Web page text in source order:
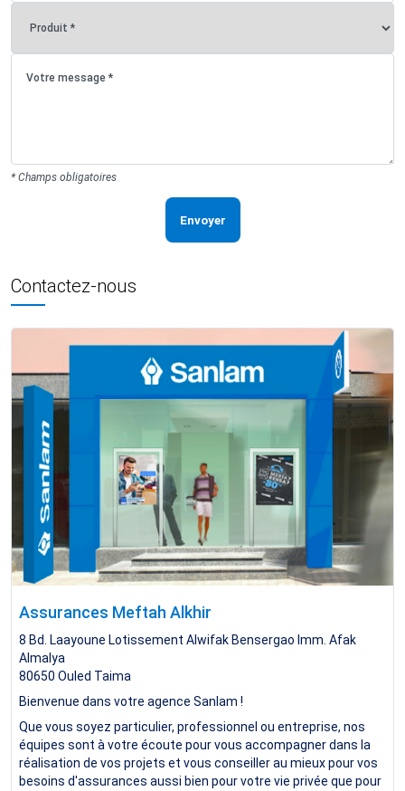
* Champs obligatoires
Envoyer
Contactez-nous
Assurances Meftah Alkhir
8 Bd. Laayoune Lotissement Alwifak Bensergao Imm. Afak
Almalya
80650 Ouled Taima
Bienvenue dans votre agence Sanlam !
Que vous soyez particulier, professionnel ou entreprise, nos
équipes sont à votre écoute pour vous accompagner dans la
réalisation de vos projets et vous conseiller au mieux pour vos
besoins d'assurances aussi bien pour votre vie privée que pour